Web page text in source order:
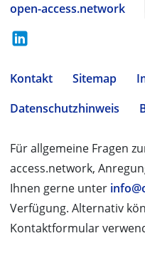
open-access.network
Kontakt Sitemap
Datenschutzhinweis
Für allgemeine Fragen
access.network,
Ihnen gerne unter
Verfügung. Alternativ
Kontaktformular